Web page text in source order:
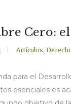
Cero:
Artículos,
para el
esenciales es